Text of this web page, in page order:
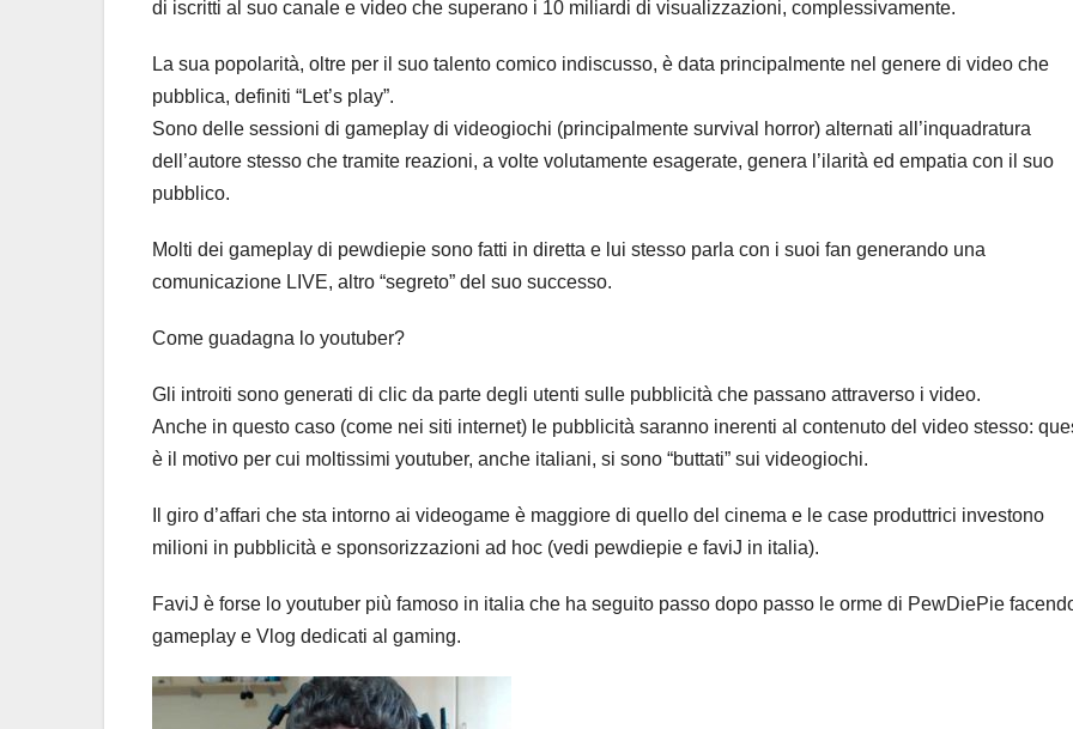
di iscritti al suo canale e video che superano i 10 miliardi di visualizzazioni, complessivamente.
La sua popolarità, oltre per il suo talento comico indiscusso, è data principalmente nel genere di video che
pubblica, definiti “Let’s play”.
Sono delle sessioni di gameplay di videogiochi (principalmente survival horror) alternati all’inquadratura
dell’autore stesso che tramite reazioni, a volte volutamente esagerate, genera l’ilarità ed empatia con il suo
pubblico.
Molti dei gameplay di pewdiepie sono fatti in diretta e lui stesso parla con i suoi fan generando una
comunicazione LIVE, altro “segreto” del suo successo.
Come guadagna lo youtuber?
Gli introiti sono generati di clic da parte degli utenti sulle pubblicità che passano attraverso i video.
Anche in questo caso (come nei siti internet) le pubblicità saranno inerenti al contenuto del video stesso:
è il motivo per cui moltissimi youtuber, anche italiani, si sono “buttati” sui videogiochi.
Il giro d’affari che sta intorno ai videogame è maggiore di quello del cinema e le case produttrici investono
milioni in pubblicità e sponsorizzazioni ad hoc (vedi pewdiepie e faviJ in italia).
FaviJ è forse lo youtuber più famoso in italia che ha seguito passo dopo passo le orme di PewDiePie
gameplay e Vlog dedicati al gaming.